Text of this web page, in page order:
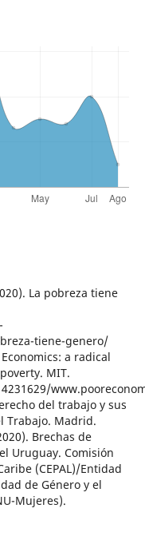
La pobreza tiene
tiene-genero/
a radical
MIT.
del trabajo y sus
Trabajo. Madrid.
Brechas de
Uruguay. Comisión
(CEPAL)/Entidad
de Género y el
Mujeres).